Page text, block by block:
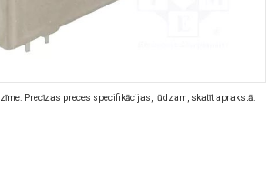
Precīzas preces specifikācijas, lūdzam, skatīt aprakstā.